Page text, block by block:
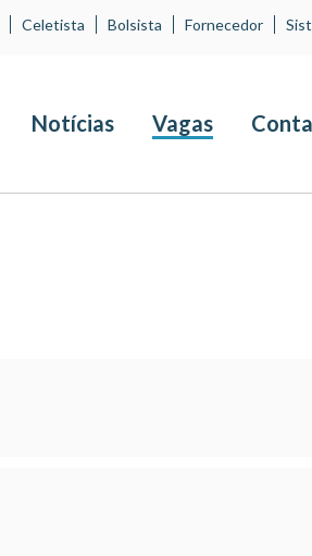
Celetista Bolsista Fornecedor
Notícias Vagas